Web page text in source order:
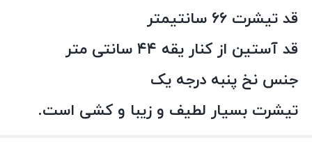
قد تیشرت ۶۶ سانتیمتر
قد آستین از کنار یقه ۴۴ سانتی متر
جنس نخ پنبه درجه یک
تیشرت بسیار لطیف و زیبا و کشی است.